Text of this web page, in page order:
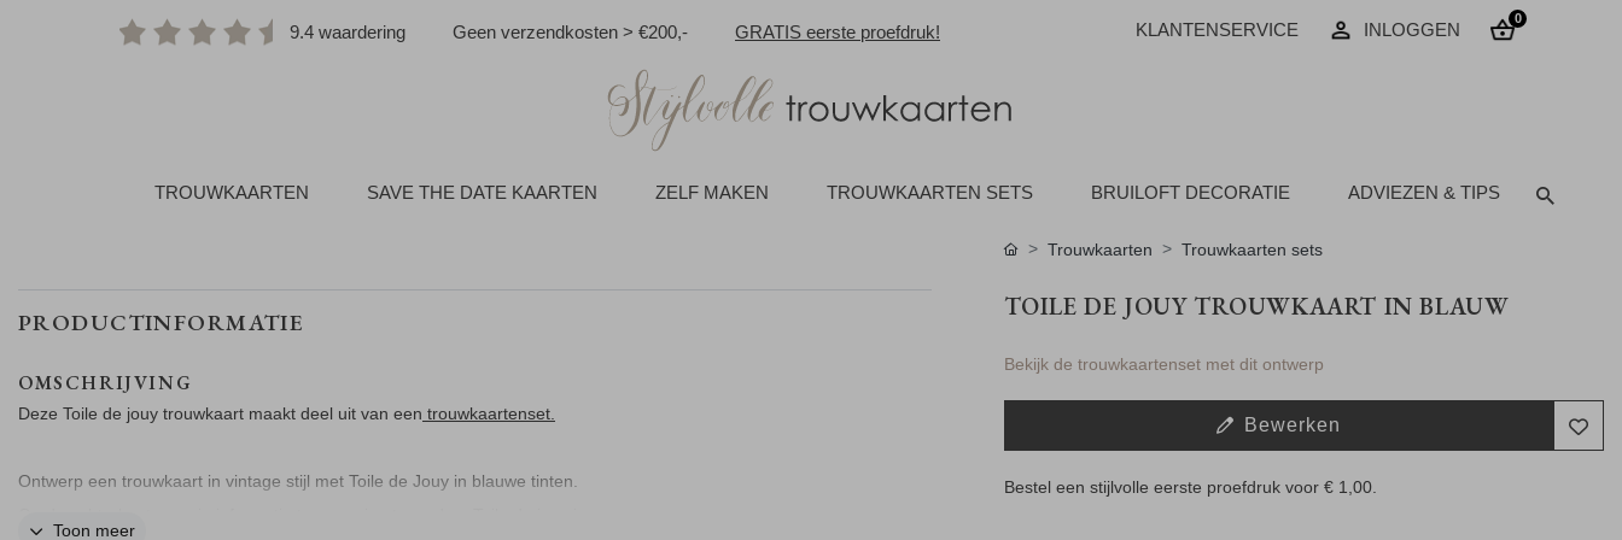
9.4 waardering Geen verzendkosten > €200,- GRATIS eerste proefdruk! KLANTENSERVICE INLOGGEN
0
TROUWKAARTEN SAVE THE DATE KAARTEN ZELF MAKEN TROUWKAARTEN SETS BRUILOFT DECORATIE ADVIEZEN & TIPS
PRODUCTINFORMATIE
OMSCHRIJVING
Deze Toile de jouy trouwkaart maakt deel uit van een trouwkaartenset.
Ontwerp een trouwkaart in vintage stijl met Toile de Jouy in blauwe tinten.
Toon meer
Trouwkaarten Trouwkaarten sets
TOILE DE JOUY TROUWKAART IN BLAUW
Bekijk de trouwkaartenset met dit ontwerp
Bewerken
Bestel een stijlvolle eerste proefdruk voor € 1,00.